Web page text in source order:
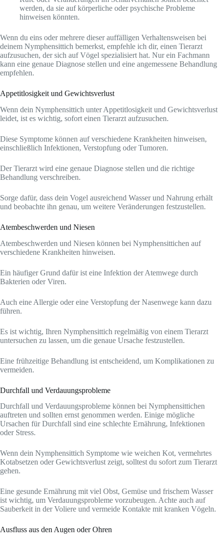
werden, da sie auf körperliche oder psychische Probleme
hinweisen könnten.
Wenn du eins oder mehrere dieser auffälligen Verhaltensweisen bei
deinem Nymphensittich bemerkst, empfehle ich dir, einen Tierarzt
aufzusuchen, der sich auf Vögel spezialisiert hat. Nur ein Fachmann
kann eine genaue Diagnose stellen und eine angemessene Behandlung
empfehlen.
Appetitlosigkeit und Gewichtsverlust
Wenn dein Nymphensittich unter Appetitlosigkeit und Gewichtsverlust
leidet, ist es wichtig, sofort einen Tierarzt aufzusuchen.
Diese Symptome können auf verschiedene Krankheiten hinweisen,
einschließlich Infektionen, Verstopfung oder Tumoren.
Der Tierarzt wird eine genaue Diagnose stellen und die richtige
Behandlung verschreiben.
Sorge dafür, dass dein Vogel ausreichend Wasser und Nahrung erhält
und beobachte ihn genau, um weitere Veränderungen festzustellen.
Atembeschwerden und Niesen
Atembeschwerden und Niesen können bei Nymphensittichen auf
verschiedene Krankheiten hinweisen.
Ein häufiger Grund dafür ist eine Infektion der Atemwege durch
Bakterien oder Viren.
Auch eine Allergie oder eine Verstopfung der Nasenwege kann dazu
führen.
Es ist wichtig, Ihren Nymphensittich regelmäßig von einem Tierarzt
untersuchen zu lassen, um die genaue Ursache festzustellen.
Eine frühzeitige Behandlung ist entscheidend, um Komplikationen zu
vermeiden.
Durchfall und Verdauungsprobleme
Durchfall und Verdauungsprobleme können bei Nymphensittichen
auftreten und sollten ernst genommen werden. Einige mögliche
Ursachen für Durchfall sind eine schlechte Ernährung, Infektionen
oder Stress.
Wenn dein Nymphensittich Symptome wie weichen Kot, vermehrtes
Kotabsetzen oder Gewichtsverlust zeigt, solltest du sofort zum Tierarzt
gehen.
Eine gesunde Ernährung mit viel Obst, Gemüse und frischem Wasser
ist wichtig, um Verdauungsprobleme vorzubeugen. Achte auch auf
Sauberkeit in der Voliere und vermeide Kontakte mit kranken Vögeln.
Ausfluss aus den Augen oder Ohren